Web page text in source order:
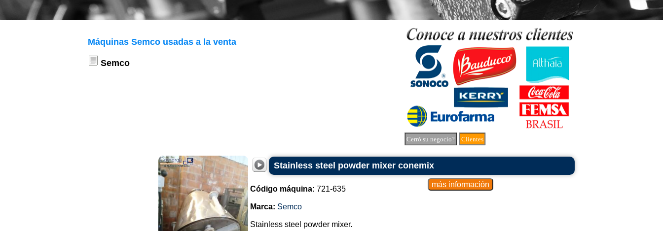
Máquinas Semco usadas a la venta
Semco
Cerró su negocio? Clientes
Stainless steel powder mixer conemix
Código máquina: 721-635
Marca: Semco
Stainless steel powder mixer.